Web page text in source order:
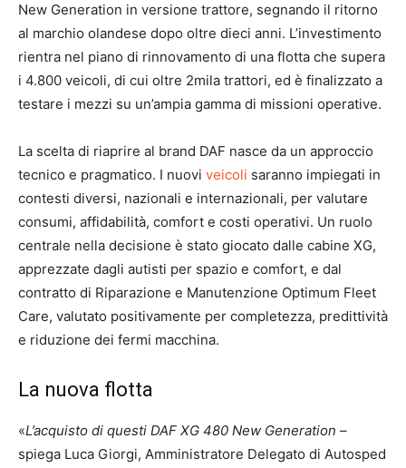
New Generation in versione trattore, segnando il ritorno
al marchio olandese dopo oltre dieci anni. L’investimento
rientra nel piano di rinnovamento di una flotta che supera
i 4.800 veicoli, di cui oltre 2mila trattori, ed è finalizzato a
testare i mezzi su un’ampia gamma di missioni operative.
La scelta di riaprire al brand DAF nasce da un approccio
tecnico e pragmatico. I nuovi veicoli saranno impiegati in
contesti diversi, nazionali e internazionali, per valutare
consumi, affidabilità, comfort e costi operativi. Un ruolo
centrale nella decisione è stato giocato dalle cabine XG,
apprezzate dagli autisti per spazio e comfort, e dal
contratto di Riparazione e Manutenzione Optimum Fleet
Care, valutato positivamente per completezza, predittività
e riduzione dei fermi macchina.
La nuova flotta
«L’acquisto di questi DAF XG 480 New Generation –
spiega Luca Giorgi, Amministratore Delegato di Autosped